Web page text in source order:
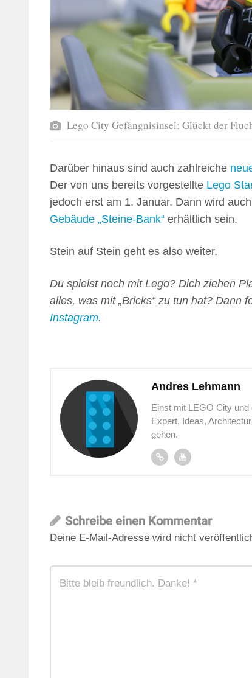
Lego City Gefängnisinsel: Glückt der
Darüber hinaus sind auch zahlreiche
Der von uns bereits vorgestellte Lego
jedoch erst am 1. Januar. Dann wird
Gebäude „Steine-Bank“ erhältlich sein.
Stein auf Stein geht es also weiter.
Du spielst noch mit Lego? Dich ziehen
alles, was mit „Bricks“ zu tun hat? Dann
Instagram.
Andres Lehmann
Einst mit LEGO City
Expert, Ideas,
gehen.
Schreibe einen Kommentar
Deine E-Mail-Adresse wird nicht